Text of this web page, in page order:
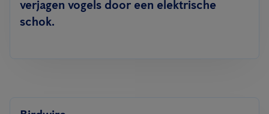
verjagen vogels door een elektrische
schok.